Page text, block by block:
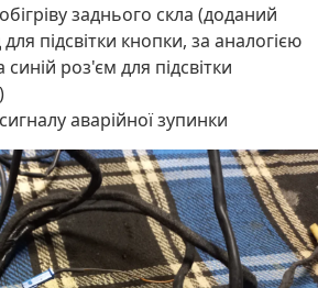
заднього скла (доданий
підсвітки кнопки, за аналогією
роз'єм для підсвітки
аварійної зупинки